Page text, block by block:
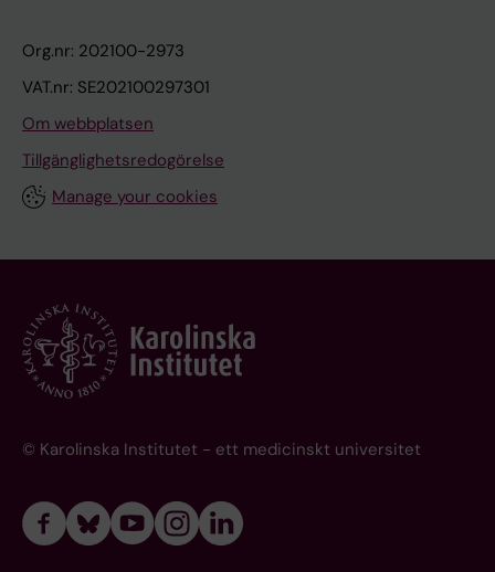
Org.nr: 202100-2973
VAT.nr: SE202100297301
Om webbplatsen
Tillgänglighetsredogörelse
Manage your cookies
© Karolinska Institutet - ett medicinskt universitet